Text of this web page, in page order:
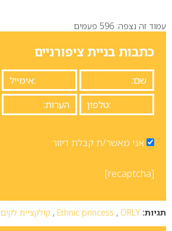
0
עמוד זה נצפה: 596 פעמים
כתבות בניית ציפורניים
אני מאשר/ת קבלת דיוור
[recaptcha]
תגיות: Ethnic princess , ORLY
, קולקציית לקים